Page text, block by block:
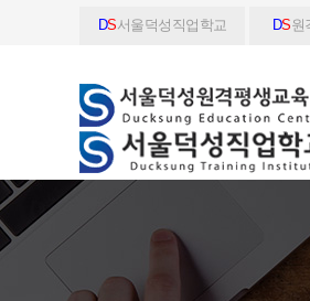
DS서울덕성직업학교 DS원